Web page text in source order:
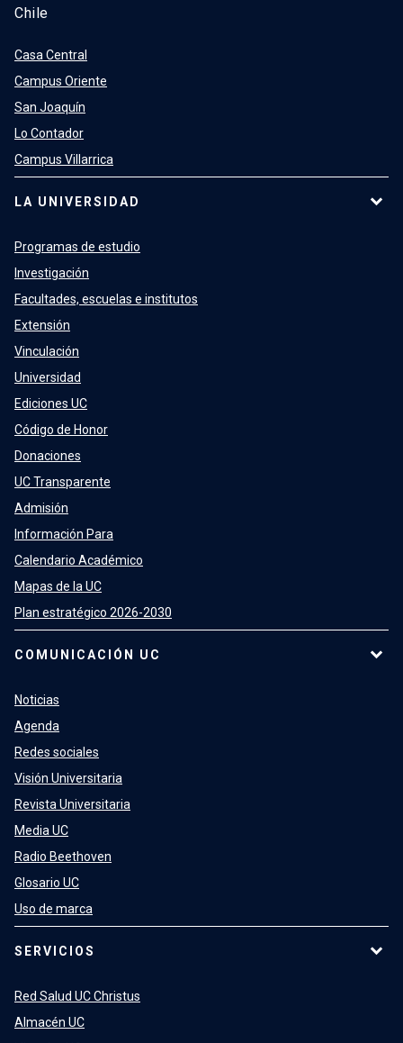
Chile
Casa Central
Campus Oriente
San Joaquín
Lo Contador
Campus Villarrica
LA UNIVERSIDAD
Programas de estudio
Investigación
Facultades, escuelas e institutos
Extensión
Vinculación
Universidad
Ediciones UC
Código de Honor
Donaciones
UC Transparente
Admisión
Información Para
Calendario Académico
Mapas de la UC
Plan estratégico 2026-2030
COMUNICACIÓN UC
Noticias
Agenda
Redes sociales
Visión Universitaria
Revista Universitaria
Media UC
Radio Beethoven
Glosario UC
Uso de marca
SERVICIOS
Red Salud UC Christus
Almacén UC